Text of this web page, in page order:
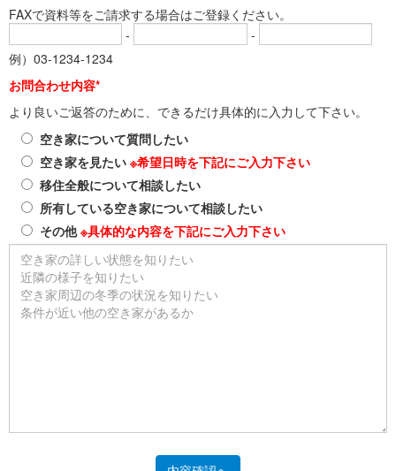
FAXで資料等をご請求する場合はご登録ください。
-
-
例）03-1234-1234
お問合わせ内容*
より良いご返答のために、できるだけ具体的に入力して下さい。
空き家について質問したい
空き家を見たい ※希望日時を下記にご入力下さい
移住全般について相談したい
所有している空き家について相談したい
その他※具体的な内容を下記にご入力下さい